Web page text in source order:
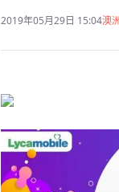
2019年05月29日 15:04澳